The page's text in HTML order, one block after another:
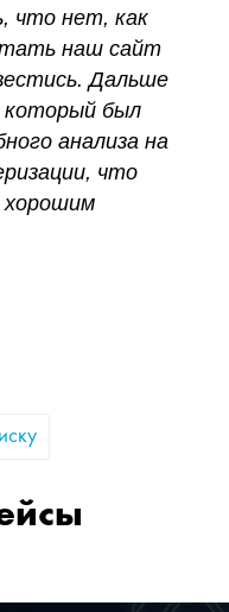
что нет, как
наш сайт
Дальше
который был
анализа на
что
хорошим